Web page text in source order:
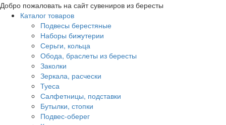
Добро пожаловать на сайт сувениров из бересты
Каталог товаров
Подвесы берестяные
Наборы бижутерии
Серьги, кольца
Обода, браслеты из бересты
Заколки
Зеркала, расчески
Туеса
Салфетницы, подставки
Бутылки, стопки
Подвес-оберег